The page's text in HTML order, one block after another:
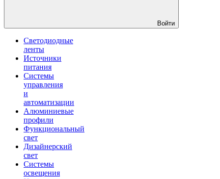
Войти
Светодиодные
ленты
Источники
питания
Системы
управления
и
автоматизации
Алюминиевые
профили
Функциональный
свет
Дизайнерский
свет
Системы
освещения